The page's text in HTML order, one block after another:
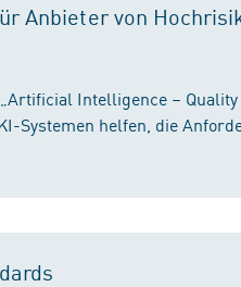
Anbieter von
Intelligence –
Systemen helfen, die